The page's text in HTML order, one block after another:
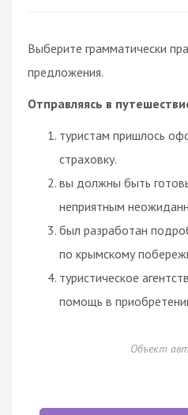
Выберите грамматически
предложения.
Отправляясь в
туристам пришлось
страховку.
вы должны быть
неприятным
был разработан
по крымскому
туристическое
помощь в
Объект